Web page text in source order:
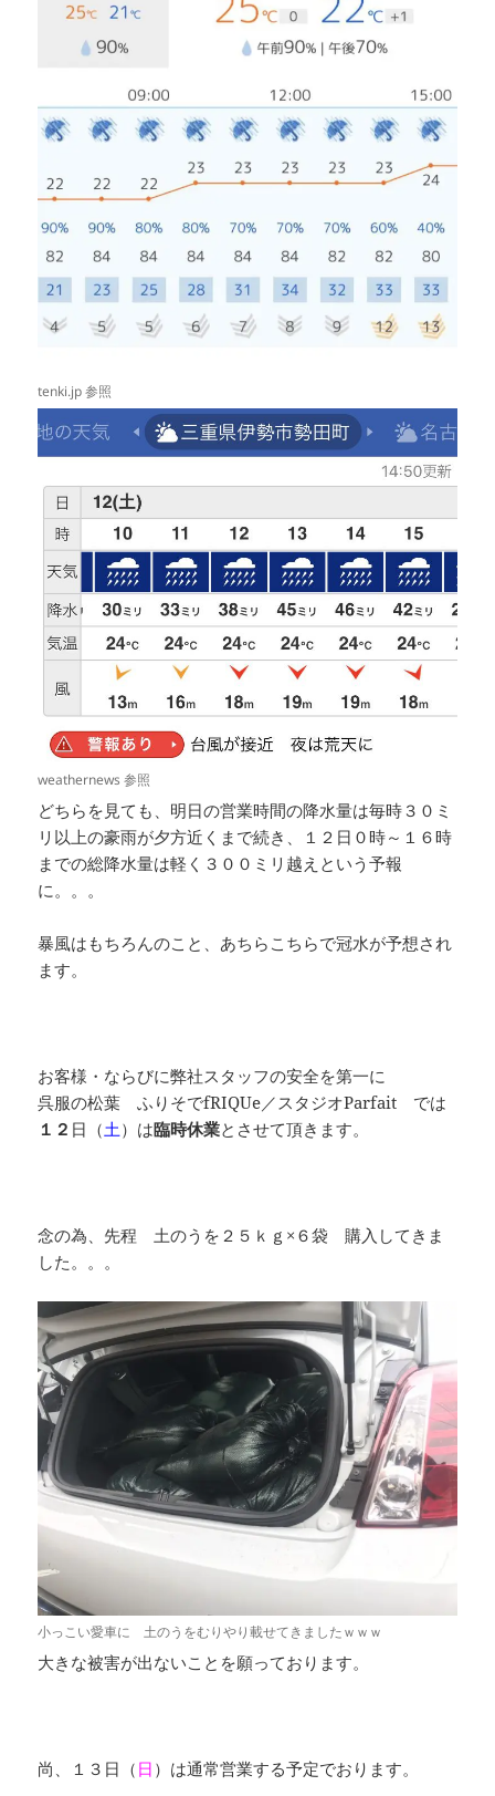
tenki.jp 参照
weathernews 参照
どちらを見ても、明日の営業時間の降水量は毎時３０ミ
リ以上の豪雨が夕方近くまで続き、１２日０時～１６時
までの総降水量は軽く３００ミリ越えという予報
に。。。
暴風はもちろんのこと、あちらこちらで冠水が予想され
ます。
お客様・ならびに弊社スタッフの安全を第一に
呉服の松葉 ふりそでfRIQUe／スタジオParfait では
１２ 日（土 ）は臨時休業とさせて頂きます。
念の為、先程 土のうを２５ｋｇ×６袋 購入してきま
した。。。
小っこい愛車に 土のうをむりやり載せてきましたｗｗｗ
大きな被害が出ないことを願っております。
尚、１３日（ 日 ）は通常営業する予定でおります。